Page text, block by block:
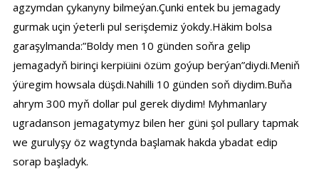
agzymdan çykanyny bilmeýan.Çunki entek bu jemagady
gurmak uçin ýeterli pul serişdemiz ýokdy.Häkim bolsa
garaşylmanda:”Boldy men 10 günden soňra gelip
jemagadyň birinçi kerpiüini özüm goýup berýan”diydi.Meniň
ýüregim howsala düşdi.Nahilli 10 günden soň diydim.Buňa
ahrym 300 myň dollar pul gerek diydim! Myhmanlary
ugradanson jemagatymyz bilen her güni şol pullary tapmak
we gurulyşy öz wagtynda başlamak hakda ybadat edip
sorap başladyk.